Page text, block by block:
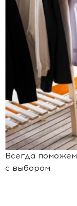
Всегда поможем
с выбором